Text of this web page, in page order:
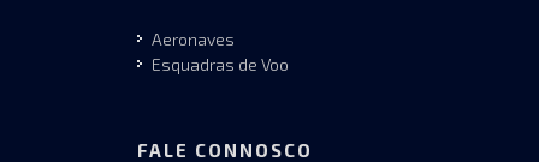
Aeronaves
Esquadras de Voo
FALE CONNOSCO